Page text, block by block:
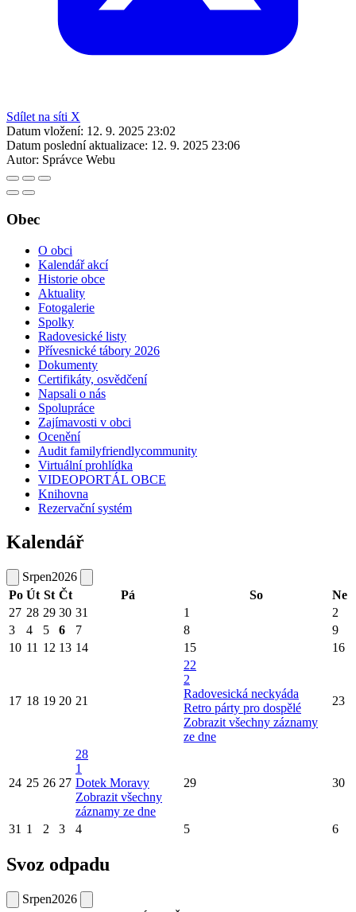
Sdílet na síti X
Datum vložení: 12. 9. 2025 23:02
Datum poslední aktualizace: 12. 9. 2025 23:06
Autor: Správce Webu
Obec
O obci
Kalendář akcí
Historie obce
Aktuality
Fotogalerie
Spolky
Radovesické listy
Přívesnické tábory 2026
Dokumenty
Certifikáty, osvědčení
Napsali o nás
Spolupráce
Zajímavosti v obci
Ocenění
Audit familyfriendlycommunity
Virtuální prohlídka
VIDEOPORTÁL OBCE
Knihovna
Rezervační systém
Kalendář
Srpen2026
Po Út St Čt Pá So
Ne
27 28 29 30 31 1
2
3
4 5 6 7 8
9
10 11 12 13 14 15 16
17 18 19 20 21
22
2
Radovesická neckyáda
Retro párty pro dospělé
Zobrazit všechny záznamy
ze dne
23
24 25 26 27
28
1
Dotek Moravy
Zobrazit všechny
záznamy ze dne
29 30
31 1 2 3 4 5 6
Svoz odpadu
Srpen2026